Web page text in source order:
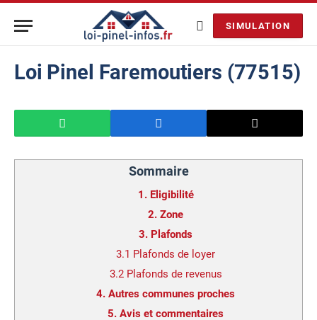
SIMULATION
Loi Pinel Faremoutiers (77515)
Sommaire
1. Eligibilité
2. Zone
3. Plafonds
3.1 Plafonds de loyer
3.2 Plafonds de revenus
4. Autres communes proches
5. Avis et commentaires